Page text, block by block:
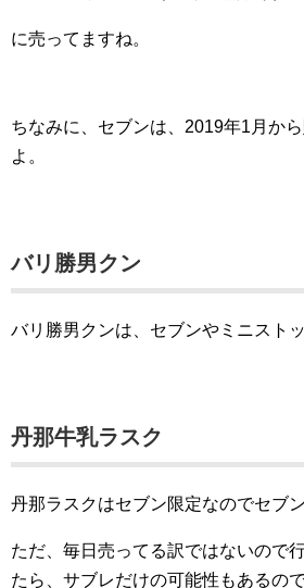
に売ってますね。
ちなみに、セブンは、2019年1月か
よ。
バリ勝男クン
バリ勝男クンは、セブンやミニスト
丹那牛乳ラスク
丹那ラスクはセブン限定なのでセブ
ただ、毎日売ってる訳ではないので
たら、サブレだけの可能性もあるの